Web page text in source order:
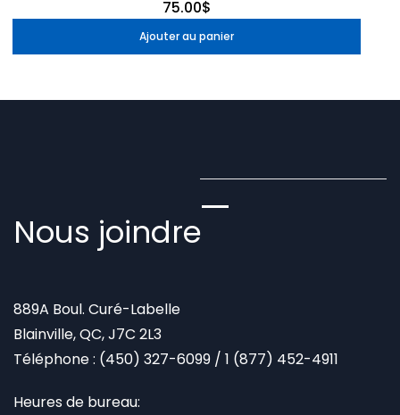
75.00$
Ajouter au panier
Nous joindre
889A Boul. Curé-Labelle
Blainville, QC, J7C 2L3
Téléphone : (450) 327-6099 / 1 (877) 452-4911
Heures de bureau: